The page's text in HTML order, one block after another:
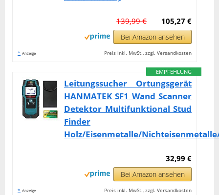
105,27 €
139,99 €
Bei Amazon ansehen
* Anzeige Preis inkl. MwSt., zzgl. Versandkosten
EMPFEHLUNG
Leitungssucher Ortungsgerät
HANMATEK SF1 Wand Scanner
Detektor Multifunktional Stud
Finder
Holz/Eisenmetalle/
32,99 €
Bei Amazon ansehen
* Anzeige Preis inkl. MwSt., zzgl. Versandkosten